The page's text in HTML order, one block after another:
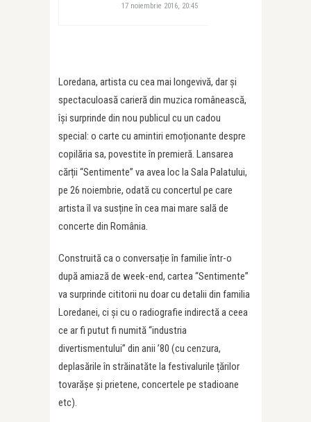
17 noiembrie 2016, 20:45
Loredana, artista cu cea mai longevivă, dar și
spectaculoasă carieră din muzica românească,
își surprinde din nou publicul cu un cadou
special: o carte cu amintiri emoționante despre
copilăria sa, povestite în premieră. Lansarea
cărții “Sentimente” va avea loc la Sala Palatului,
pe 26 noiembrie, odată cu concertul pe care
artista îl va susține în cea mai mare sală de
concerte din România.
Construită ca o conversație în familie într-o
după amiază de week-end, cartea “Sentimente”
va surprinde cititorii nu doar cu detalii din familia
Loredanei, ci și cu o radiografie indirectă a ceea
ce ar fi putut fi numită “industria
divertismentului” din anii ’80 (cu cenzura,
deplasările în străinatăte la festivalurile țărilor
tovarășe și prietene, concertele pe stadioane
etc).